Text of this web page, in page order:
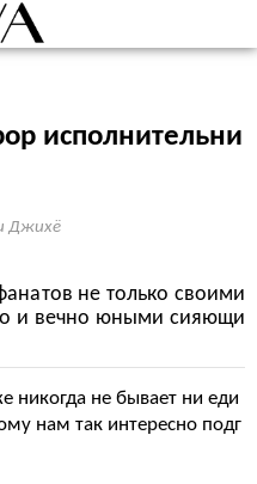
исполнительни
Джихё
не только своими
и вечно юными сияющи
никогда не бывает ни еди
нам так интересно подг